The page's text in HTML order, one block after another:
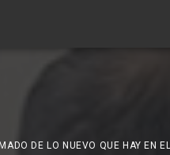
DE LO NUEVO QUE HAY EN